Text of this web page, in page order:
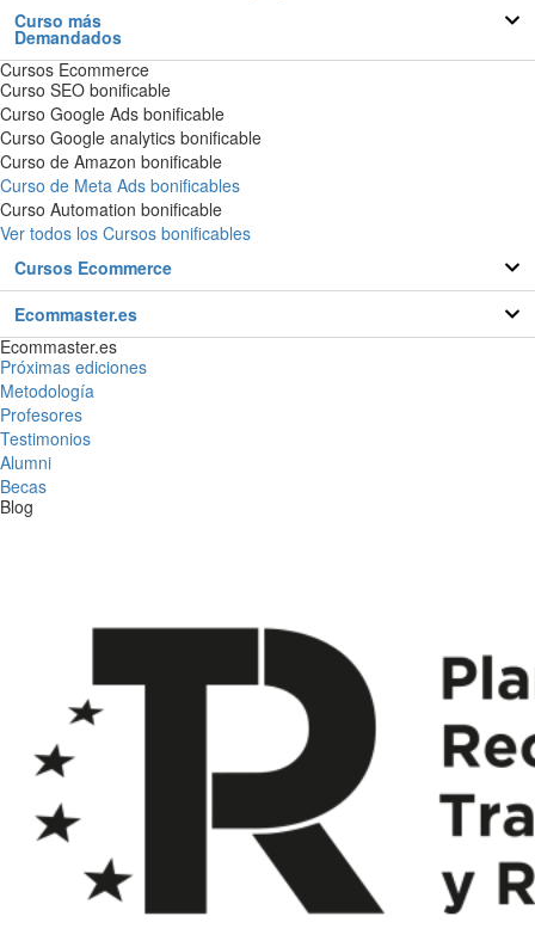
Curso más
Demandados
Cursos Ecommerce
Curso SEO bonificable
Curso Google Ads bonificable
Curso Google analytics bonificable
Curso de Amazon bonificable
Curso de Meta Ads bonificables
Curso Automation bonificable
Ver todos los Cursos bonificables
Cursos Ecommerce
Ecommaster.es
Ecommaster.es
Próximas ediciones
Metodología
Profesores
Testimonios
Alumni
Becas
Blog